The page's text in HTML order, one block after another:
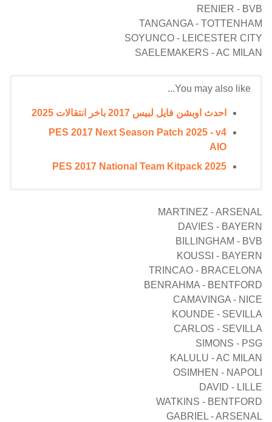
RENIER - BVB
TANGANGA - TOTTENHAM
SOYUNCO - LEICESTER CITY
SAELEMAKERS - AC MILAN
You may also like...
احدث اوبشن فايل لبيس 2017 باخر انتقالات 2025
PES 2017 Next Season Patch 2025 - v4
AIO
PES 2017 National Team Kitpack 2025
MARTINEZ - ARSENAL
DAVIES - BAYERN
BILLINGHAM - BVB
KOUSSI - BAYERN
TRINCAO - BRACELONA
BENRAHMA - BENTFORD
CAMAVINGA - NICE
KOUNDE - SEVILLA
CARLOS - SEVILLA
SIMONS - PSG
KALULU - AC MILAN
OSIMHEN - NAPOLI
DAVID - LILLE
WATKINS - BENTFORD
GABRIEL - ARSENAL